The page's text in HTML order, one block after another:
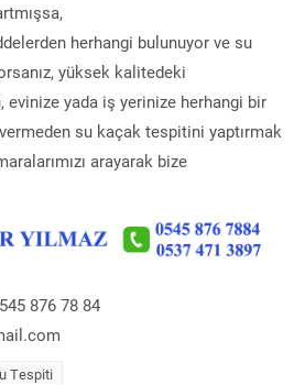
herhangi bulunuyor ve su
yüksek kalitedeki
evinize yada iş yerinize herhangi bir
su kaçak tespitini yaptırmak
arayarak bize
876 78 84
Tespiti